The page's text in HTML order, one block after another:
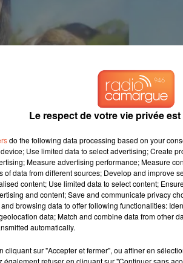
cette jeune femme
l'Aisne, il y a un mois.
de comprendre comme Elisa, jeune
une information de BFMTV, les
Le respect de votre vie privée
do the following data processing based on your
Use limited data to select advertising; Create
Measure advertising performance; Measure
of data from different sources; Develop and improve
content; Use limited data to select content;
and content; Save and communicate privacy
browsing data to offer following functionalities:
data; Match and combine data from other
automatically.
cliquant sur "Accepter et fermer", ou affiner en
également refuser en cliquant sur "Continuer sans